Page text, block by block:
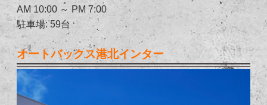
AM 10:00 ～ PM 7:00
駐車場: 59台
オートバックス港北インター